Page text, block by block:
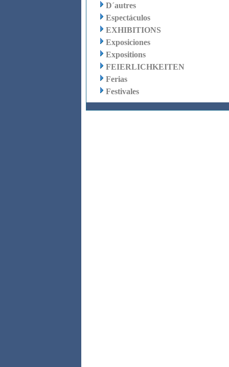
D´autres
Espectáculos
EXHIBITIONS
Exposiciones
Expositions
FEIERLICHKEITEN
Ferias
Festivales